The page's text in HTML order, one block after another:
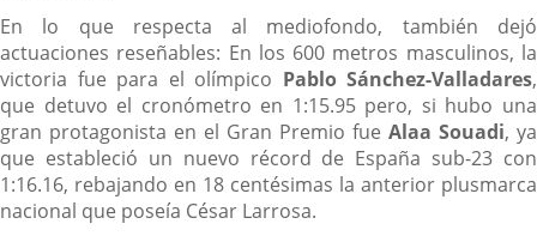
En lo que respecta al mediofondo, también dejó
actuaciones reseñables: En los 600 metros masculinos, la
victoria fue para el olímpico Pablo Sánchez-Valladares,
que detuvo el cronómetro en 1:15.95 pero, si hubo una
gran protagonista en el Gran Premio fue Alaa Souadi, ya
que estableció un nuevo récord de España sub-23 con
1:16.16, rebajando en 18 centésimas la anterior plusmarca
nacional que poseía César Larrosa.